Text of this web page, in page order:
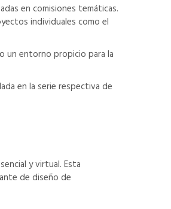
en comisiones temáticas.
individuales como el
un entorno propicio para la
en la serie respectiva de
y virtual. Esta
de diseño de